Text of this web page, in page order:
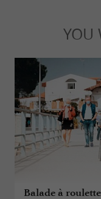
YOU
Balade à